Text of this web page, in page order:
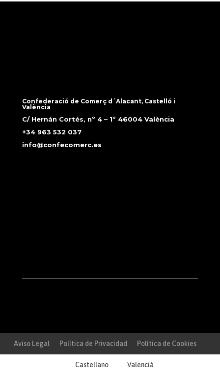
Confederació de Comerç d´Alacant, Castelló i
València
C/ Hernán Cortés, nº 4 – 1º 46004 València
+34 963 532 037
info@confecomerc.es
Aviso Legal Política de Privacidad Política de Cookies
Castellano Valencià